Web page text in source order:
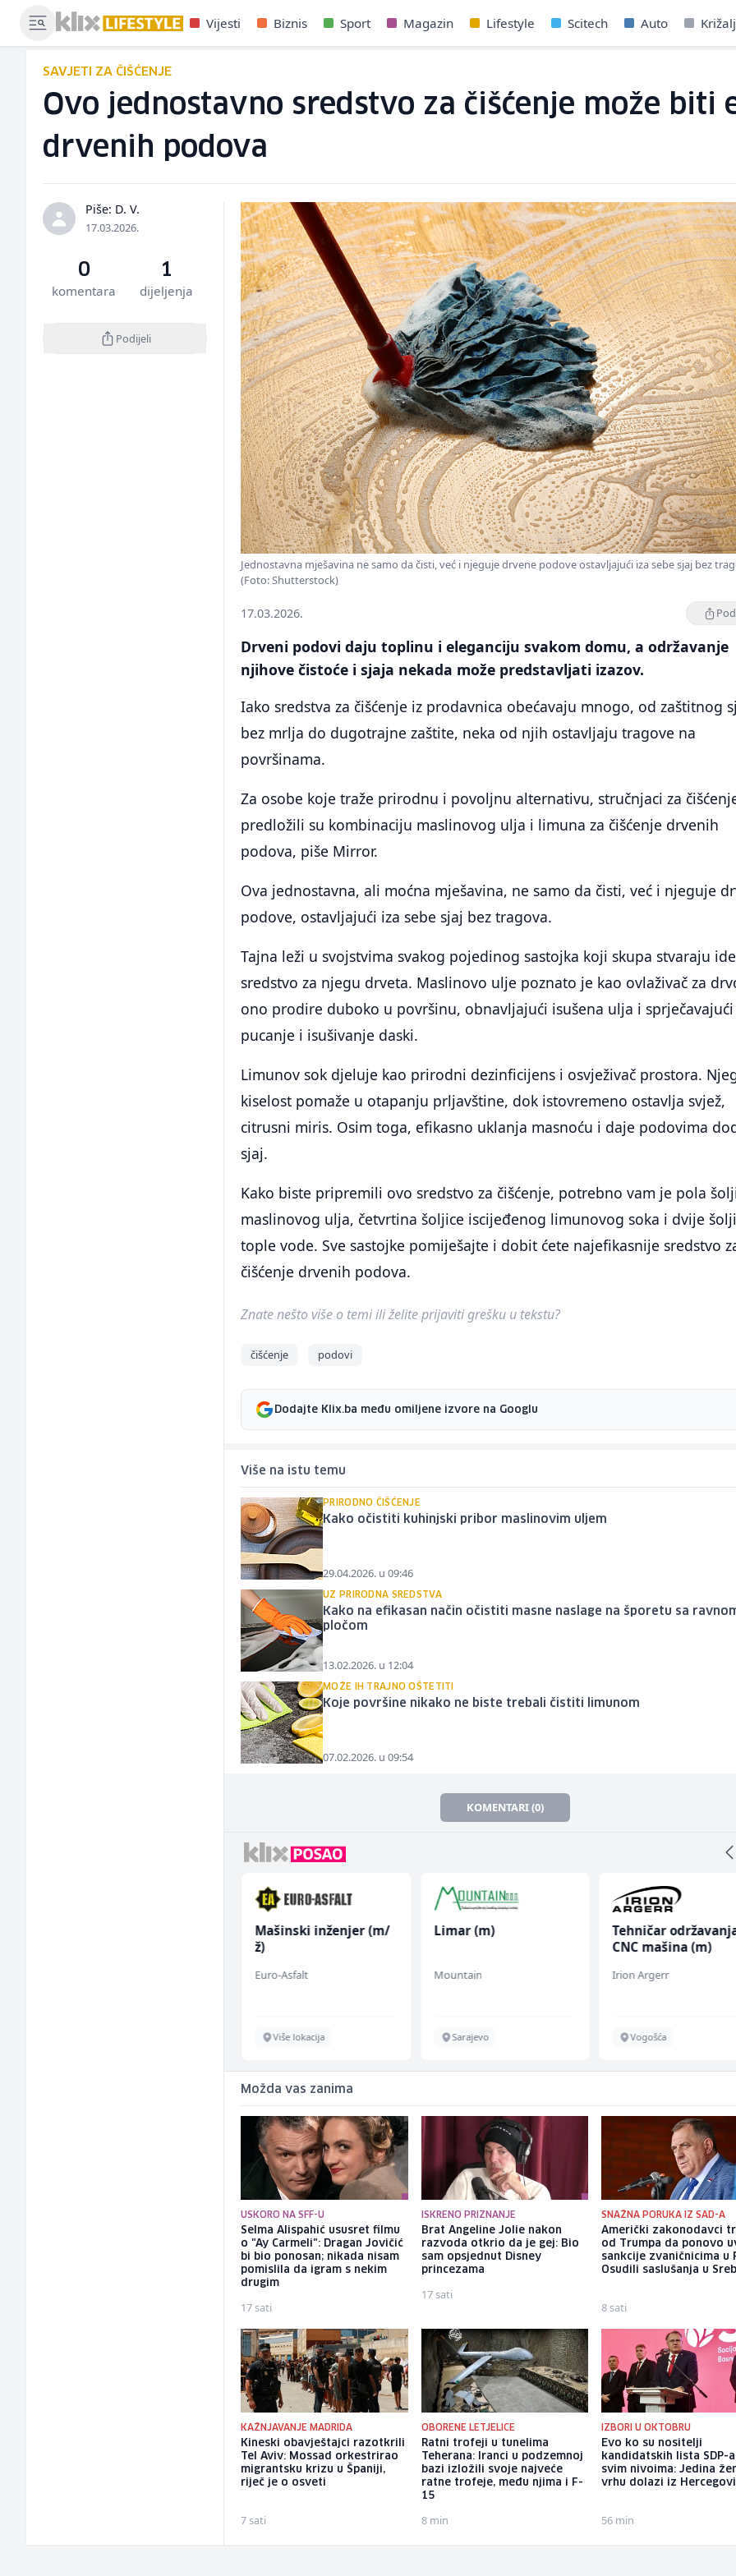
Vijesti Biznis Sport Magazin Lifestyle Scitech Auto
SAVJETI ZA ČIŠĆENJE
Ovo jednostavno sredstvo za čišćenje može biti
drvenih podova
Piše: D. V.
17.03.2026.
0
komentara
1
dijeljenja
Podijeli
Jednostavna mješavina ne samo da čisti, već i njeguje drvene podove ostavljajući iza sebe sjaj bez
(Foto: Shutterstock)
17.03.2026.
Drveni podovi daju toplinu i eleganciju svakom domu, a održavanje
njihove čistoće i sjaja nekada može predstavljati izazov.
Iako sredstva za čišćenje iz prodavnica obećavaju mnogo, od zaštitnog
bez mrlja do dugotrajne zaštite, neka od njih ostavljaju tragove na
površinama.
Za osobe koje traže prirodnu i povoljnu alternativu, stručnjaci za
predložili su kombinaciju maslinovog ulja i limuna za čišćenje drvenih
podova, piše Mirror.
Ova jednostavna, ali moćna mješavina, ne samo da čisti, već i njeguje
podove, ostavljajući iza sebe sjaj bez tragova.
Tajna leži u svojstvima svakog pojedinog sastojka koji skupa stvaraju
sredstvo za njegu drveta. Maslinovo ulje poznato je kao ovlaživač za
ono prodire duboko u površinu, obnavljajući isušena ulja i sprječavajući
pucanje i isušivanje daski.
Limunov sok djeluje kao prirodni dezinficijens i osvježivač prostora.
kiselost pomaže u otapanju prljavštine, dok istovremeno ostavlja svjež,
citrusni miris. Osim toga, efikasno uklanja masnoću i daje podovima
sjaj.
Kako biste pripremili ovo sredstvo za čišćenje, potrebno vam je pola
maslinovog ulja, četvrtina šoljice iscijeđenog limunovog soka i dvije
tople vode. Sve sastojke pomiješajte i dobit ćete najefikasnije sredstvo
čišćenje drvenih podova.
Znate nešto više o temi ili želite prijaviti grešku u tekstu?
čišćenje podovi
Dodajte Klix.ba među omiljene izvore na Googlu
Više na istu temu
PRIRODNO ČIŠĆENJE
Kako očistiti kuhinjski pribor maslinovim uljem
29.04.2026. u 09:46
UZ PRIRODNA SREDSTVA
Kako na efikasan način očistiti masne naslage na šporetu sa
pločom
13.02.2026. u 12:04
MOŽE IH TRAJNO OŠTETITI
Koje površine nikako ne biste trebali čistiti limunom
07.02.2026. u 09:54
KOMENTARI (0)
Mašinski inženjer (m/
ž)
Euro-Asfalt
Više lokacija
Limar (m)
Mountain
Sarajevo
Tehničar
CNC mašina (m)
Irion Argerr
Vogošća
Možda vas zanima
USKORO NA SFF-U
Selma Alispahić ususret filmu
o "Ay Carmeli": Dragan Jovičić
bi bio ponosan; nikada nisam
pomislila da igram s nekim
drugim
17 sati
ISKRENO PRIZNANJE
Brat Angeline Jolie nakon
razvoda otkrio da je gej: Bio
sam opsjednut Disney
princezama
17 sati
SNAŽNA PORUKA IZ SAD-A
Američki zakonodavci
od Trumpa da ponovo
sankcije zvaničnicima u
Osudili saslušanja u
8 sati
KAŽNJAVANJE MADRIDA
Kineski obavještajci razotkrili
Tel Aviv: Mossad orkestrirao
migrantsku krizu u Španiji,
riječ je o osveti
7 sati
OBORENE LETJELICE
Ratni trofeji u tunelima
Teherana: Iranci u podzemnoj
bazi izložili svoje najveće
ratne trofeje, među njima i F-
15
8 min
IZBORI U OKTOBRU
Evo ko su nositelji
kandidatskih lista SDP-
svim nivoima: Jedina
vrhu dolazi iz
56 min